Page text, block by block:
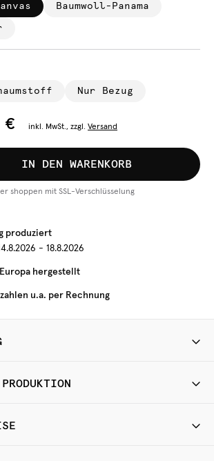
Baumwoll-Panama
Nur Bezug
€ inkl. MwSt., zzgl. Versand
IN DEN WARENKORB
shoppen mit SSL-Verschlüsselung
produziert
- 18.8.2026
hergestellt
u.a. per Rechnung